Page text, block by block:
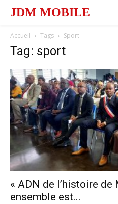
JDM MOBILE
Accueil Tags Sport
Tag: sport
« ADN de l’histoire de
ensemble est...